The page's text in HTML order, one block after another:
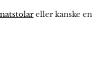
eller kanske en